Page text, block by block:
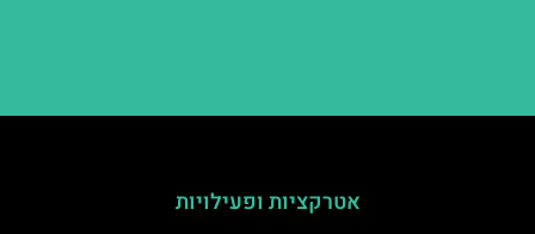
אטרקציות ופעילויות